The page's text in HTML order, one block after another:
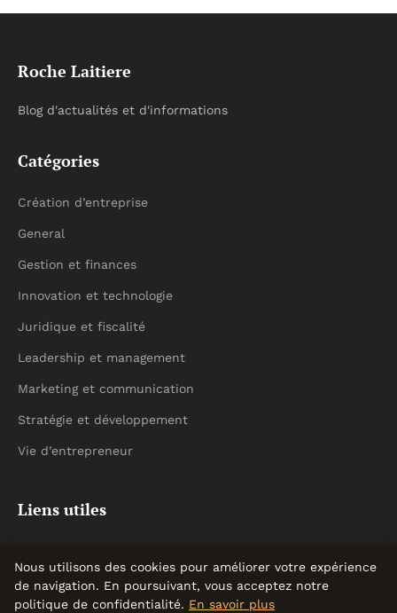
Roche Laitiere
Blog d'actualités et d'informations
Catégories
Création d’entreprise
General
Gestion et finances
Innovation et technologie
Juridique et fiscalité
Leadership et management
Marketing et communication
Stratégie et développement
Vie d’entrepreneur
Liens utiles
Nous utilisons des cookies pour améliorer votre expérience
de navigation. En poursuivant, vous acceptez notre
politique de confidentialité. En savoir plus